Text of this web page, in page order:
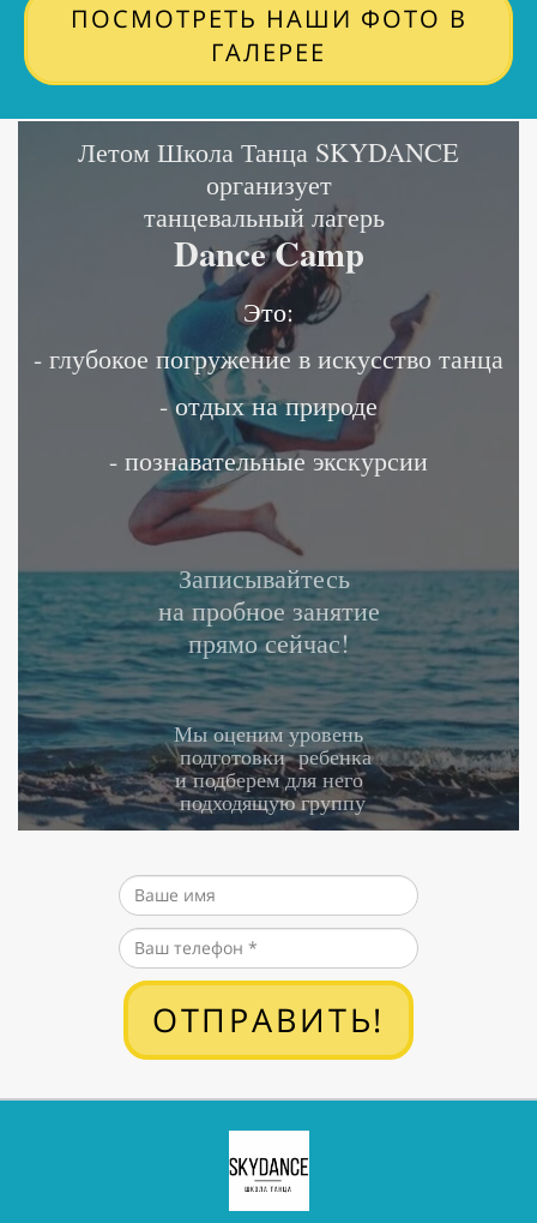
ПОСМОТРЕТЬ НАШИ ФОТО В
ГАЛЕРЕЕ
Летом Школа Танца SKYDANCE
организует
танцевальный лагерь
Dance Camp
Это:
- глубокое погружение в искусство танца
- отдых на природе
- познавательные экскурсии
Записывайтесь
на пробное занятие
прямо сейчас!
Мы оценим уровень
подготовки ребенка
и подберем для него
подходящую группу
ОТПРАВИТЬ!